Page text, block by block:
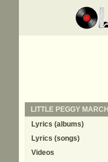
LITTLE PEGGY MARCH
Lyrics (albums)
Lyrics (songs)
Videos